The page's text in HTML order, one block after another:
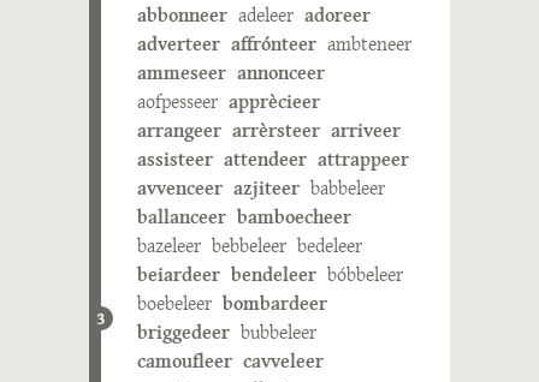
3
abbonneer adeleer adoreer
adverteer affrónteer ambteneer
ammeseer annonceer
aofpesseer apprècieer
arrangeer arrèrsteer arriveer
assisteer attendeer attrappeer
avvenceer azjiteer babbeleer
ballanceer bamboecheer
bazeleer bebbeleer bedeleer
beiardeer bendeleer bóbbeleer
boebeleer bombardeer
briggedeer bubbeleer
camoufleer cavveleer